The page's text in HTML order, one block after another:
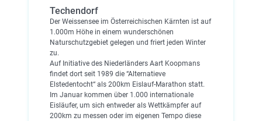
Techendorf
Der Weissensee im Österreichischen Kärnten ist auf
1.000m Höhe in einem wunderschönen
Naturschutzgebiet gelegen und friert jeden Winter
zu.
Auf Initiative des Niederländers Aart Koopmans
findet dort seit 1989 die “Alternatieve
Elstedentocht“ als 200km Eislauf-Marathon statt.
Im Januar kommen über 1.000 internationale
Eisläufer, um sich entweder als Wettkämpfer auf
200km zu messen oder im eigenen Tempo diese